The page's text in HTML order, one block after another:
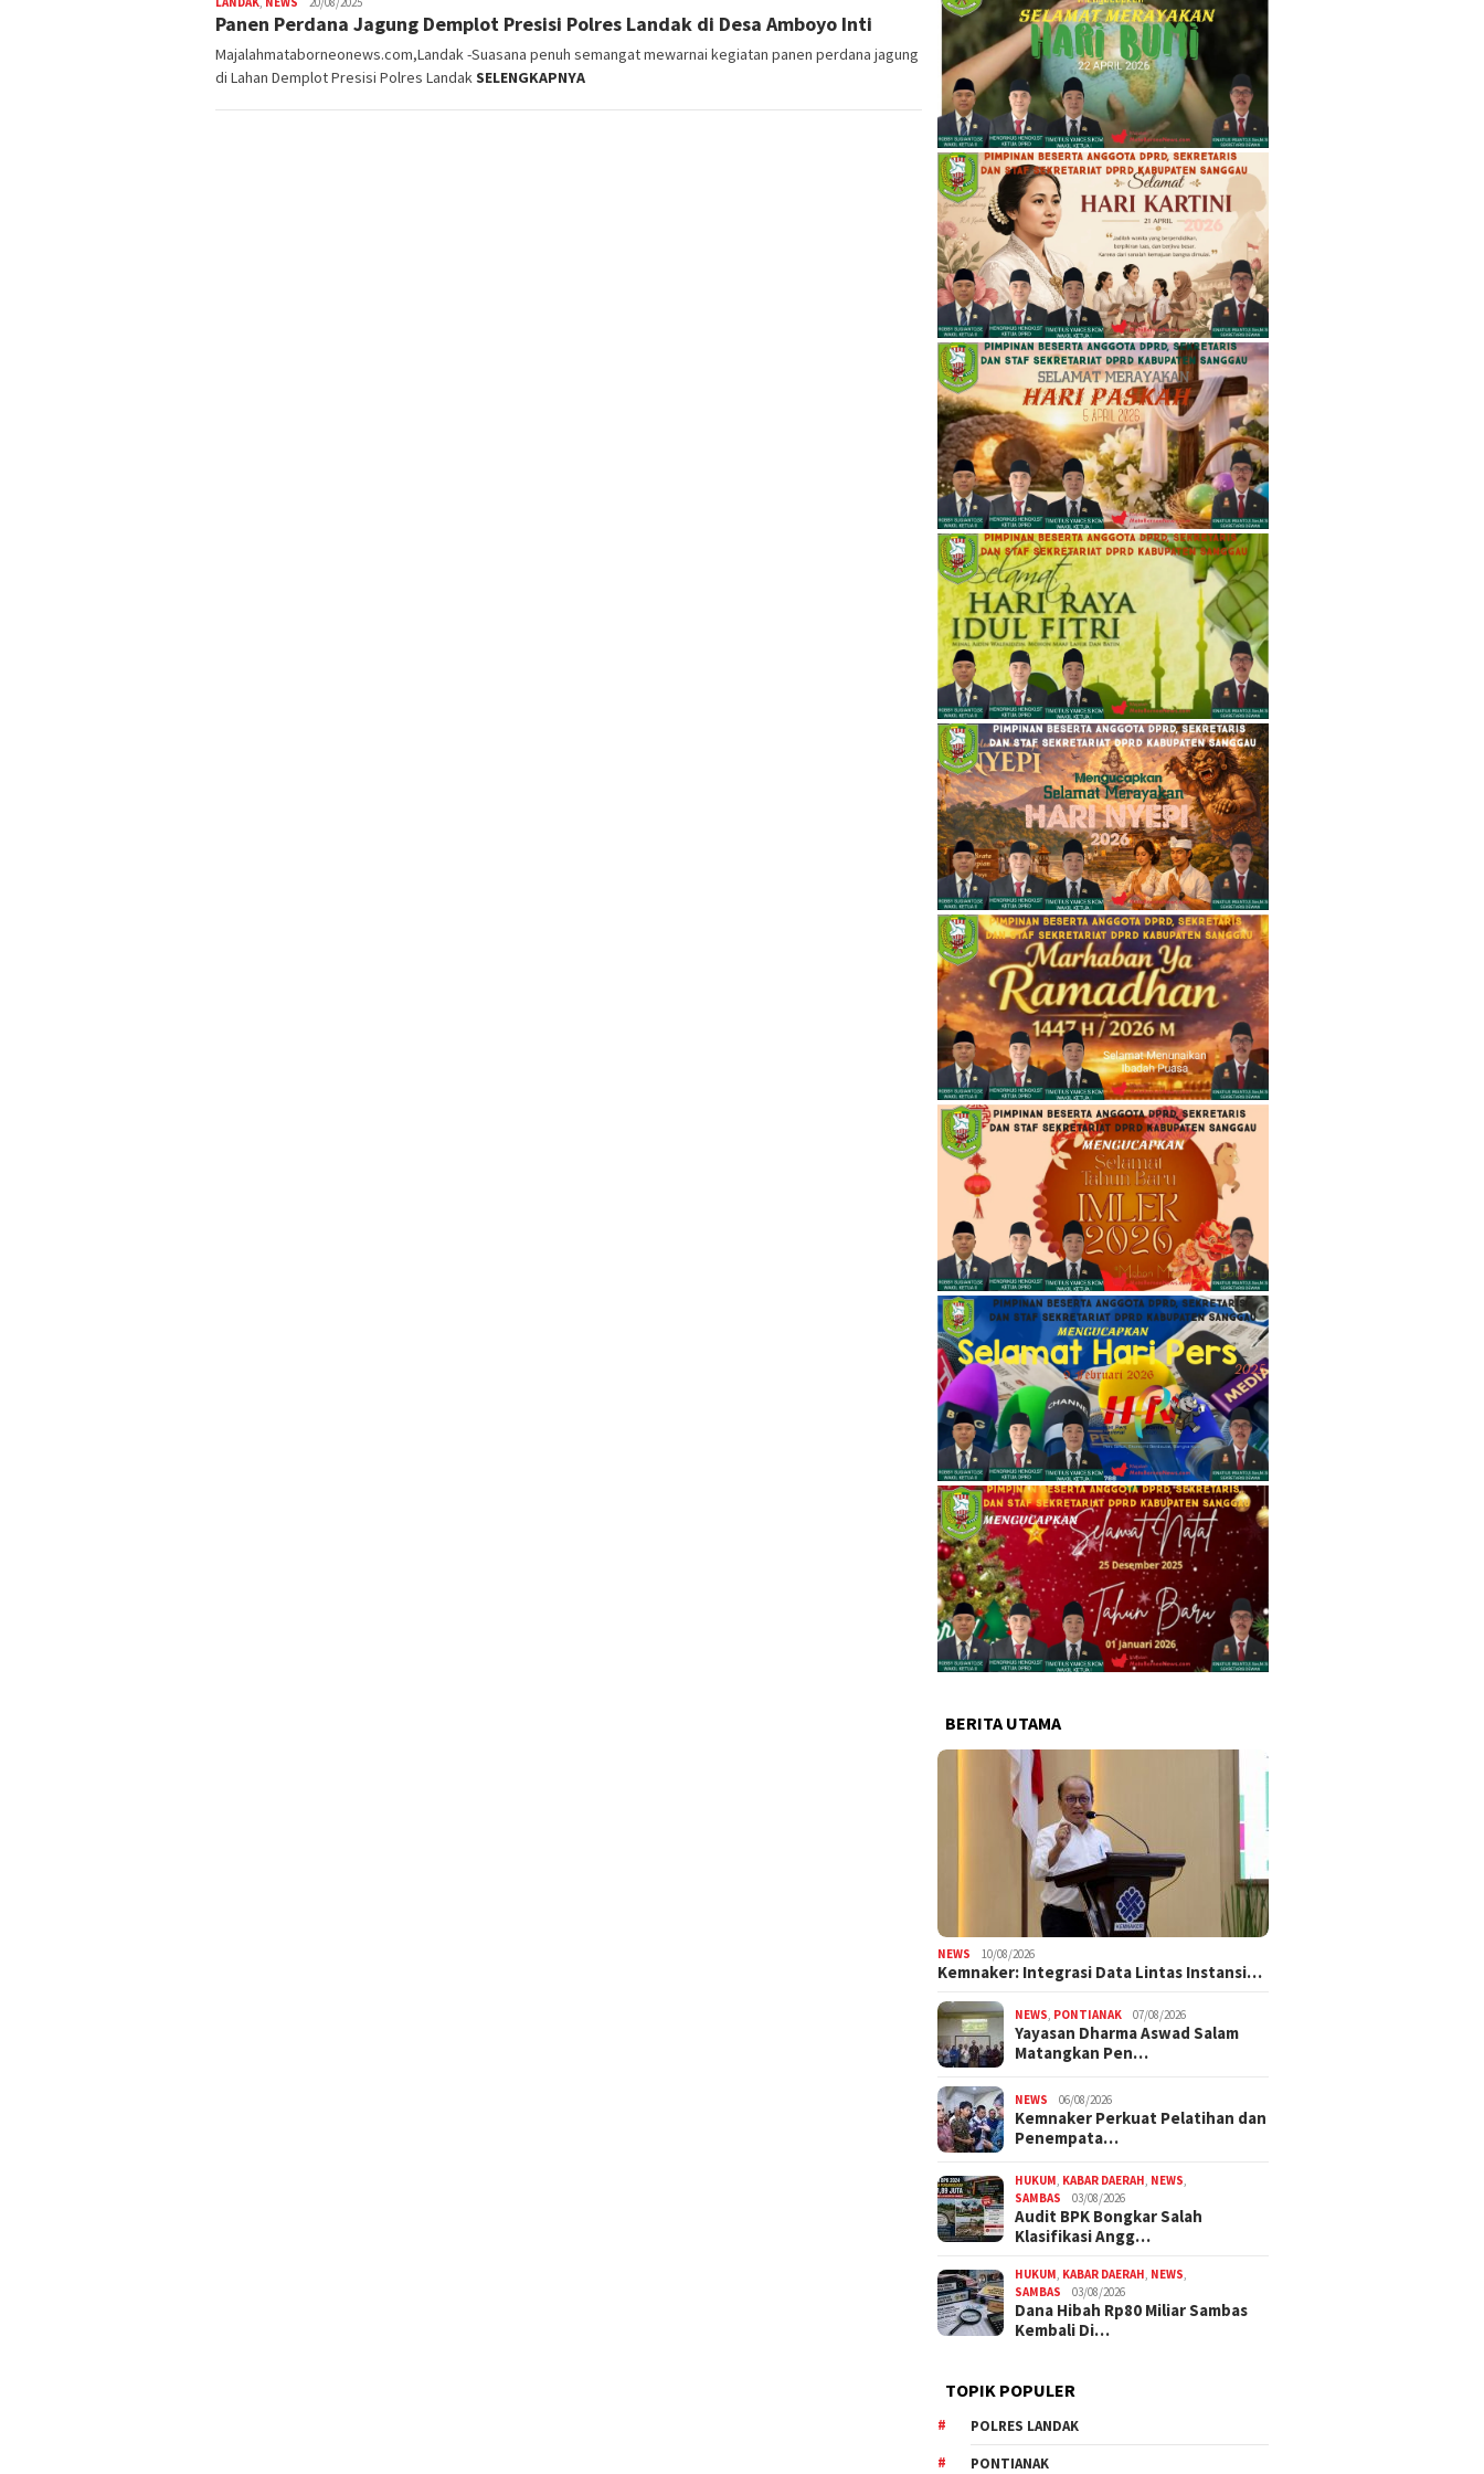
Panen Perdana Jagung Demplot Presisi Polres Landak di Desa Amboyo Inti
Majalahmataborneonews.com,Landak -Suasana penuh semangat mewarnai kegiatan panen perdana jagung
di Lahan Demplot Presisi Polres LandakSELENGKAPNYA
BERITA UTAMA
NEWS 10/08/2026
Kemnaker: Integrasi Data Lintas Instansi…
NEWS PONTIANAK 07/08/2026
Yayasan Dharma Aswad Salam
Matangkan Pen…
NEWS 06/08/2026
Kemnaker Perkuat Pelatihan dan
Penempata…
HUKUM KABAR DAERAH NEWS
SAMBAS
03/08/2026
Audit BPK Bongkar Salah
Klasifikasi Angg…
HUKUM KABAR DAERAH NEWS
SAMBAS
03/08/2026
Dana Hibah Rp80 Miliar Sambas
Kembali Di…
TOPIK POPULER
POLRES LANDAK
PONTIANAK